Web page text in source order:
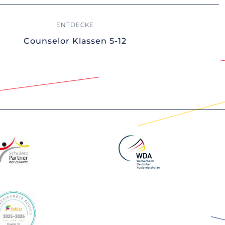
Counselor Klassen 5-12